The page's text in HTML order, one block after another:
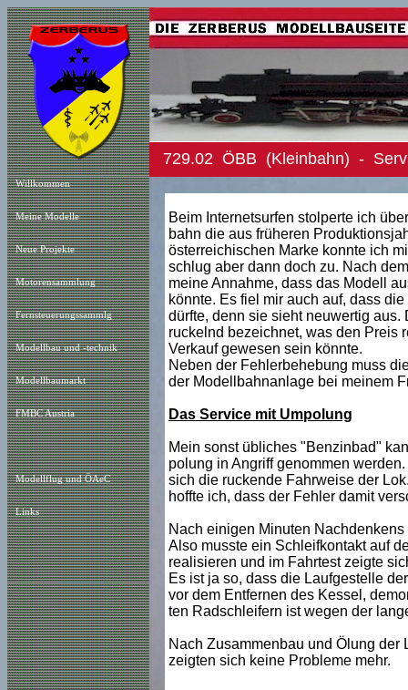
Willkommen
Meine Modelle
Neue Projekte
Motorensammlung
Fernsteuerungssammlg
Modellbau und -technik
Modellbaumarkt
FMBC Austria
Modellflug und ÖAeC
Links
729.02 ÖBB (Kleinbahn) -
Beim Internetsurfen stolperte ich
bahn die aus früheren
österreichischen Marke konnte ich
schlug aber dann doch zu. Nach
meine Annahme, dass das Modell
könnte. Es fiel mir auch auf, dass
dürfte, denn sie sieht neuwertig
ruckelnd bezeichnet, was den Preis
Verkauf gewesen sein könnte.
Neben der Fehlerbehebung muss
der Modellbahnanlage bei meinem
Das Service mit Umpolung
Mein sonst übliches "Benzinbad"
polung in Angriff genommen
sich die ruckende Fahrweise der
hoffte ich, dass der Fehler damit
Nach einigen Minuten
Also musste ein Schleifkontakt auf
realisieren und im Fahrtest zeigte
Es ist ja so, dass die Laufgestelle
vor dem Entfernen des Kessel,
ten Radschleifern ist wegen der
Nach Zusammenbau und Ölung
zeigten sich keine Probleme mehr.